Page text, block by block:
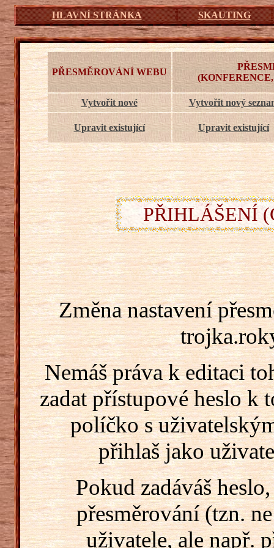
HLAVNÍ STRÁNKA SKAUTING
PŘESMĚROVÁNÍ WEBU
Vytvořit nové Vytvořit nový
Upravit existující Upravit existující
PŘIHLÁŠENÍ
Změna nastavení
Nemáš práva k editaci
zadat přístupové heslo k
políčko s
přihlaš jako
Pokud zadáváš
přesměrování (tzn.
uživatele, ale např.